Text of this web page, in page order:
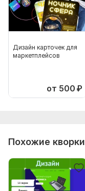
Дизайн карточек для
маркетплейсов
от 500 ₽
Похожие кворки